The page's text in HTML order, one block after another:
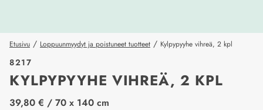
Etusivu / Loppuunmyydyt ja poistuneet tuotteet / Kylpypyyhe vihreä, 2 kpl
8217
KYLPYPYYHE VIHREÄ, 2 KPL
price_label
39,80 € / 70 x 140 cm